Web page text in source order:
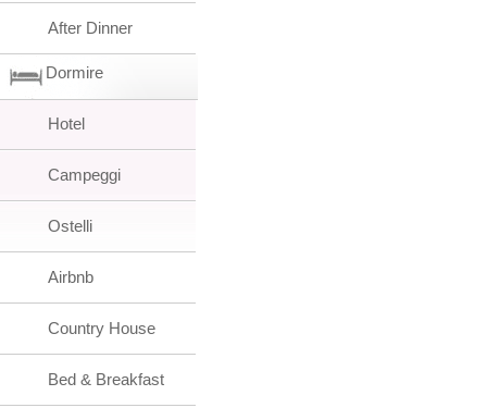
After Dinner
Dormire
Hotel
Campeggi
Ostelli
Airbnb
Country House
Bed & Breakfast